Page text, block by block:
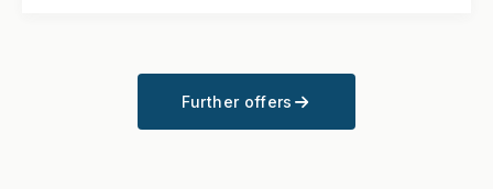
Further offers